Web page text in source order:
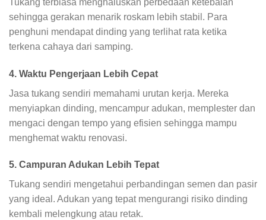
sehingga gerakan menarik roskam lebih stabil. Para
penghuni mendapat dinding yang terlihat rata ketika
terkena cahaya dari samping.
4. Waktu Pengerjaan Lebih Cepat
Jasa tukang sendiri memahami urutan kerja. Mereka
menyiapkan dinding, mencampur adukan, memplester dan
mengaci dengan tempo yang efisien sehingga mampu
menghemat waktu renovasi.
5. Campuran Adukan Lebih Tepat
Tukang sendiri mengetahui perbandingan semen dan pasir
yang ideal. Adukan yang tepat mengurangi risiko dinding
kembali melengkung atau retak.